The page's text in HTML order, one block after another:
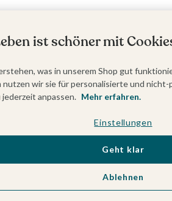
ist schöner mit
was in unserem Shop gut
nutzen wir sie für personalisierte und
anpassen. Mehr erfahren.
Einstellungen
Ablehnen
Geht klar